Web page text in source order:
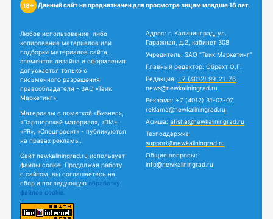
18+ Данный сайт не предназначен для просмотра лицам младше 18 лет.
Любое использование, либо
копирование материалов или
подборки материалов сайта,
элементов дизайна и оформления
допускается только с
письменного разрешения
правообладателя - ЗАО «Твик
Маркетинг».
Материалы с пометкой «Бизнес»,
«Партнерский материал», «ПМ»,
«PR», «Спецпроект» - публикуются
на правах рекламы.
Сайт newkaliningrad.ru использует
файлы cookie. Продолжая работу
с сайтом, вы соглашаетесь на
сбор и последующую обработку
файлов cookie.
Адрес: г. Калининград, ул.
Гаражная, д.2, кабинет 308
Учредитель: ЗАО "Твик Маркетинг"
Главный редактор: Обрехт О.Г.
Редакция: +7 (4012) 99-21-76
news@newkaliningrad.ru
Реклама: +7 (4012) 31-07-07
reklama@newkaliningrad.ru
Афиша: afisha@newkaliningrad.ru
Техподдержка:
support@newkaliningrad.ru
Общие вопросы:
info@newkaliningrad.ru